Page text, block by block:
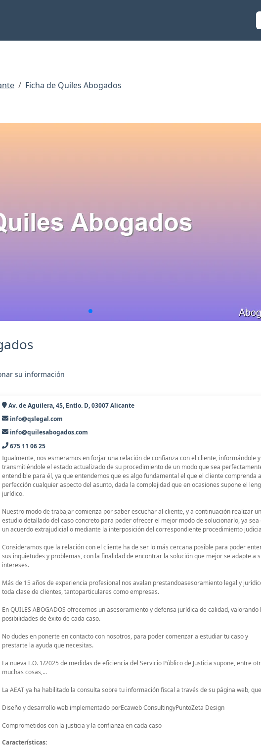
Ficha de Quiles Abogados
su información
Av. de Aguilera, 45, Entlo. D, 03007 Alicante
info@qslegal.com
info@quilesabogados.com
675 11 06 25
Igualmente, nos esmeramos en forjar una relación de confianza con el cliente, informándole y
transmitiéndole el estado actualizado de su procedimiento de un modo que sea
entendible para él, ya que entendemos que es algo fundamental el que el cliente comprenda
perfección cualquier aspecto del asunto, dada la complejidad que en ocasiones supone el
jurídico.
Nuestro modo de trabajar comienza por saber escuchar al cliente, y a continuación realizar un
estudio detallado del caso concreto para poder ofrecer el mejor modo de solucionarlo, ya sea
un acuerdo extrajudicial o mediante la interposición del correspondiente procedimiento
Consideramos que la relación con el cliente ha de ser lo más cercana posible para poder
sus inquietudes y problemas, con la finalidad de encontrar la solución que mejor se adapte a
intereses.
Más de 15 años de experiencia profesional nos avalan prestandoasesoramiento legal y
toda clase de clientes, tantoparticulares como empresas.
En QUILES ABOGADOS ofrecemos un asesoramiento y defensa jurídica de calidad, valorando
posibilidades de éxito de cada caso.
No dudes en ponerte en contacto con nosotros, para poder comenzar a estudiar tu caso y
prestarte la ayuda que necesitas.
La nueva L.O. 1/2025 de medidas de eficiencia del Servicio Público de Justicia supone, entre
muchas cosas,...
La AEAT ya ha habilitado la consulta sobre tu información fiscal a través de su página web,
Diseño y desarrollo web implementado porEcaweb ConsultingyPuntoZeta Design
Comprometidos con la justicia y la confianza en cada caso
Características: